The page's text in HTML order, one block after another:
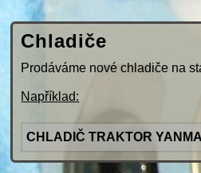
Chladiče
Prodáváme nové chladiče na
Například:
CHLADIČ TRAKTOR